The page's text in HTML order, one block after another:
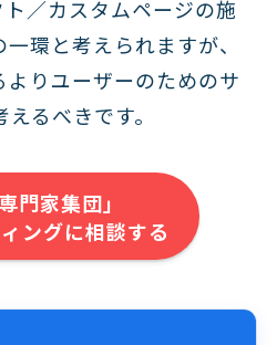
／カスタムページの施
環と考えられますが、
よりユーザーのためのサ
えるべきです。
門家集団」
ングに相談する